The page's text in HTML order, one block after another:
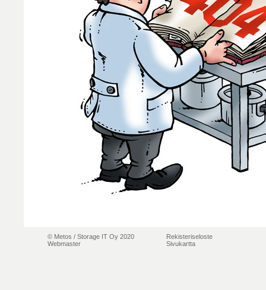
© Metos / Storage IT Oy 2020
Webmaster
Rekisteriseloste
Sivukartta